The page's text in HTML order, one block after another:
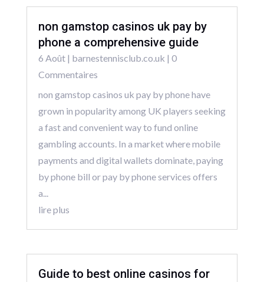
non gamstop casinos uk pay by
phone a comprehensive guide
6 Août| barnestennisclub.co.uk | 0
Commentaires
non gamstop casinos uk pay by phone have
grown in popularity among UK players seeking
a fast and convenient way to fund online
gambling accounts. In a market where mobile
payments and digital wallets dominate, paying
by phone bill or pay by phone services offers
a...
lire plus
Guide to best online casinos for